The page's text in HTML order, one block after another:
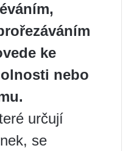
ke
nebo
určují
se